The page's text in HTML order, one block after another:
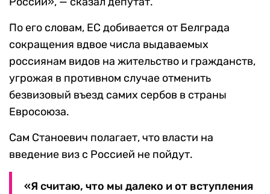
По его словам, ЕС добивается от Белграда
сокращения вдвое числа выдаваемых
россиянам видов на жительство и гражданств,
угрожая в противном случае отменить
безвизовый въезд самих сербов в страны
Евросоюза.
Сам Станоевич полагает, что власти на
введение виз с Россией не пойдут.
«Я считаю, что мы далеко и от вступления